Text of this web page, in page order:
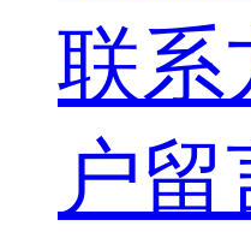
联系
户留